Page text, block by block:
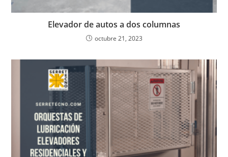
Elevador de autos a dos columnas
octubre 21, 2023